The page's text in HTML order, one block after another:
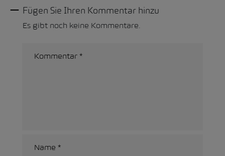
Fügen Sie Ihren Kommentar hinzu
Es gibt noch keine Kommentare.